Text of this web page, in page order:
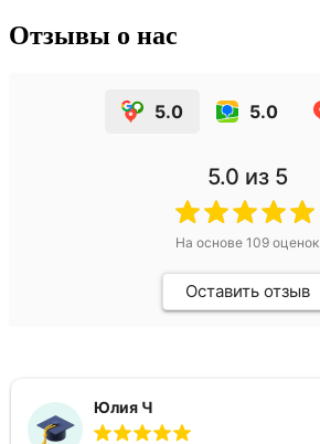
Отзывы о нас
5.0 5.0
5.0 из 5
На основе 109 оценок
Оставить отзыв
Юлия Ч